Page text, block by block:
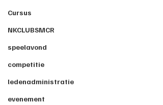
Cursus
NKCLUBSMCR
speelavond
competitie
ledenadministratie
evenement